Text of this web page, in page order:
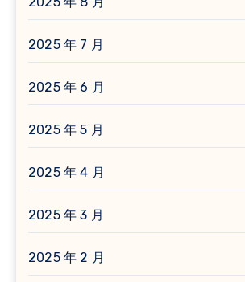
2025 年 7 月
2025 年 6 月
2025 年 5 月
2025 年 4 月
2025 年 3 月
2025 年 2 月